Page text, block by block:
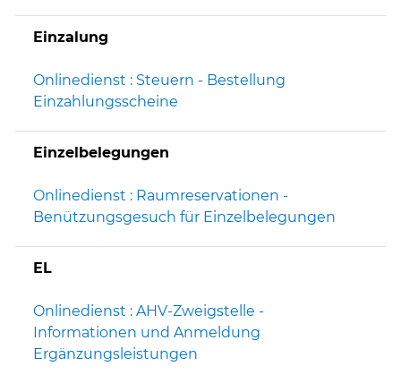
Einzalung
Onlinedienst : Steuern - Bestellung
Einzahlungsscheine
Einzelbelegungen
Onlinedienst : Raumreservationen -
Benützungsgesuch für Einzelbelegungen
EL
Onlinedienst : AHV-Zweigstelle -
Informationen und Anmeldung
Ergänzungsleistungen